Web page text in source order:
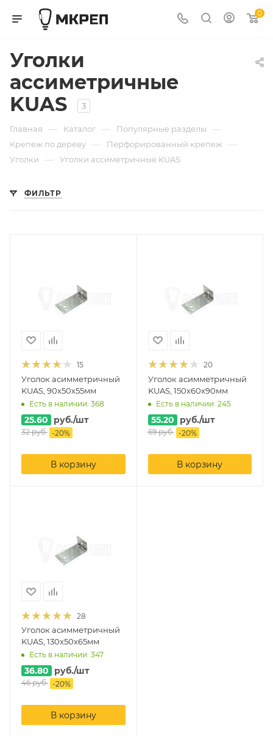
0
Уголки
ассиметричные
KUAS
3
Главная — Каталог — Популярные разделы —
Крепеж по дереву — Перфорированный крепеж —
Уголки — Уголки ассиметричные KUAS
ФИЛЬТР
15
Уголок асимметричный
KUAS, 90х50х55мм
Есть в наличии: 368
25.60 руб./шт
32руб. -20%
В корзину
20
Уголок асимметричный
KUAS, 150х60х90мм
Есть в наличии: 245
55.20 руб./шт
69руб. -20%
В корзину
28
Уголок асимметричный
KUAS, 130х50х65мм
Есть в наличии: 347
36.80 руб./шт
46руб. -20%
В корзину